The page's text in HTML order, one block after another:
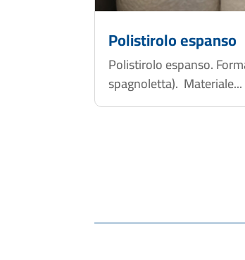
Polistirolo espanso
Polistirolo espanso.
spagnoletta). Materiale...